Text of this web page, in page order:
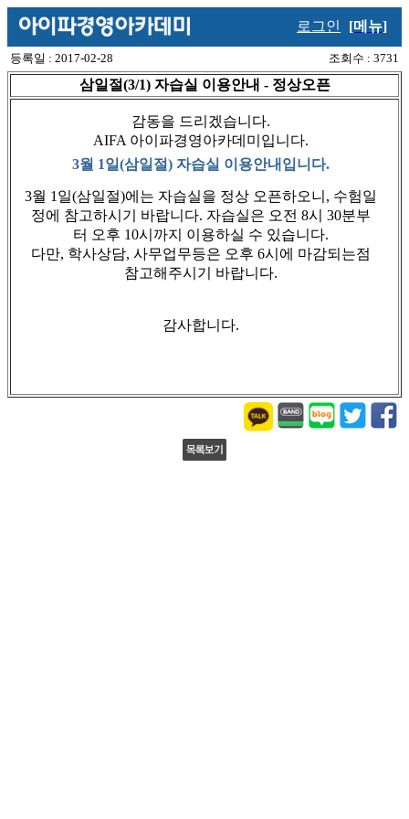
로그인 [메뉴]
등록일 : 2017-02-28 조회수 : 3731
삼일절(3/1) 자습실 이용안내 - 정상오픈
감동을 드리겠습니다.
AIFA 아이파경영아카데미입니다.
3월 1일(삼일절) 자습실 이용안내입니다.
3월 1일(삼일절)에는 자습실을 정상 오픈하오니, 수험일
정에 참고하시기 바랍니다. 자습실은 오전 8시 30분부
터 오후 10시까지 이용하실 수 있습니다.
다만, 학사상담, 사무업무등은 오후 6시에 마감되는점
참고해주시기 바랍니다.
감사합니다.